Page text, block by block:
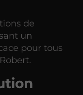
de
un
pour tous